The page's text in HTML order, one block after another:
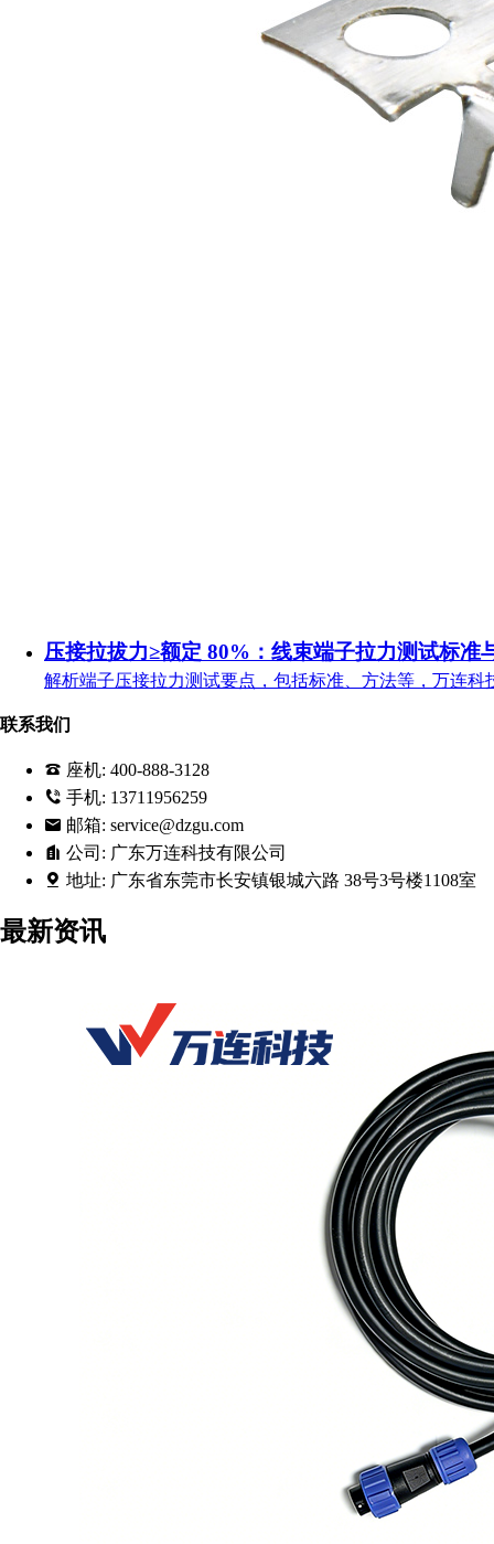
压接拉拔力≥额定 80%：线束端子拉力测试标准
解析端子压接拉力测试要点，包括标准、方法等，万连科
联系我们
座机: 400-888-3128
手机: 13711956259
邮箱: service@dzgu.com
公司: 广东万连科技有限公司
地址: 广东省东莞市长安镇银城六路 38号3号楼1108室
最新资讯